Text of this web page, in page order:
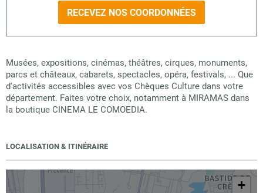
RECEVEZ NOS COORDONNÉES
Musées, expositions, cinémas, théâtres, cirques, monuments,
parcs et châteaux, cabarets, spectacles, opéra, festivals, ... Que
d'activités accessibles avec vos Chèques Culture dans votre
département. Faites votre choix, notamment à MIRAMAS dans
la boutique CINEMA LE COMOEDIA.
LOCALISATION & ITINÉRAIRE
+